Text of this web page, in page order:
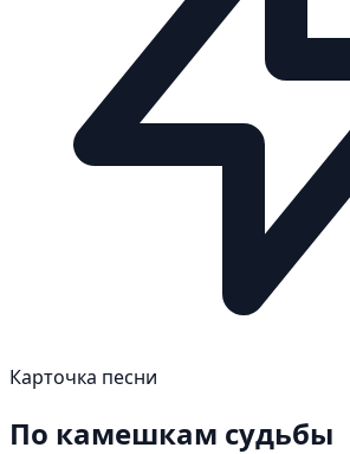
Карточка песни
По камешкам судьбы